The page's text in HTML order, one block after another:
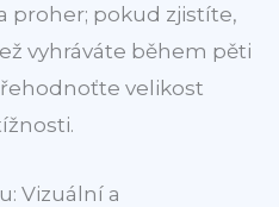
proher; pokud zjistíte,
vyhráváte během pěti
velikost
Vizuální a